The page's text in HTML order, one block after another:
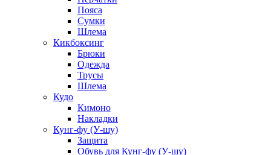
Пояса
Сумки
Шлема
Кикбоксинг
Брюки
Одежда
Трусы
Шлема
Кудо
Кимоно
Накладки
Кунг-фу (У-шу)
Защита
Обувь для Кунг-фу (У-шу)